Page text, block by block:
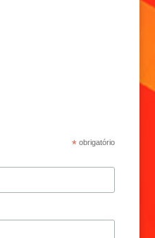
*obrigatório